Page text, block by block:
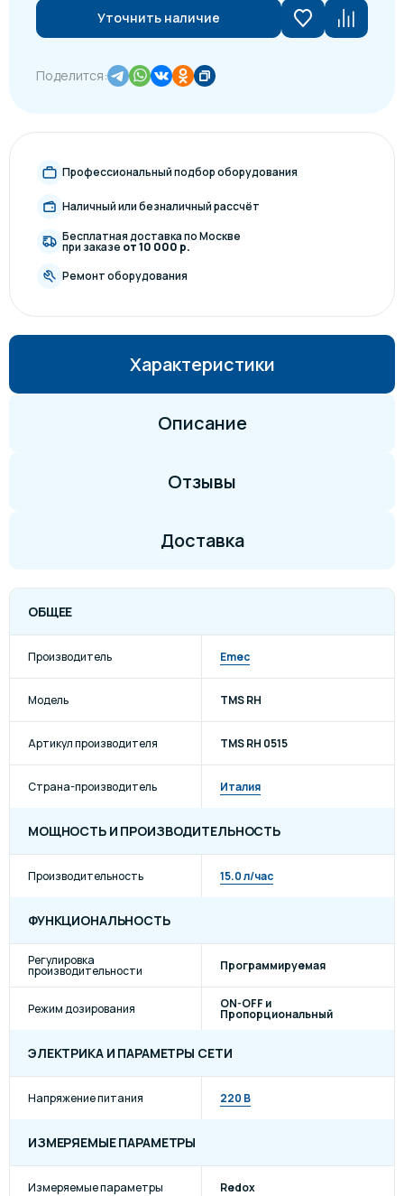
Уточнить наличие
Поделится:
Профессиональный подбор оборудования
Наличный или безналичный рассчёт
Бесплатная доставка по Москве
при заказе от 10 000 р.
Ремонт оборудования
Характеристики
Описание
Отзывы
Доставка
ОБЩЕЕ
Производитель Emec
Модель TMS RH
Артикул производителя TMS RH 0515
Страна-производитель Италия
МОЩНОСТЬ И ПРОИЗВОДИТЕЛЬНОСТЬ
Производительность 15.0 л/час
ФУНКЦИОНАЛЬНОСТЬ
Регулировка
производительности Программируемая
Режим дозирования ON-OFF и
Пропорциональный
ЭЛЕКТРИКА И ПАРАМЕТРЫ СЕТИ
Напряжение питания 220 В
ИЗМЕРЯЕМЫЕ ПАРАМЕТРЫ
Измеряемые параметры Redox